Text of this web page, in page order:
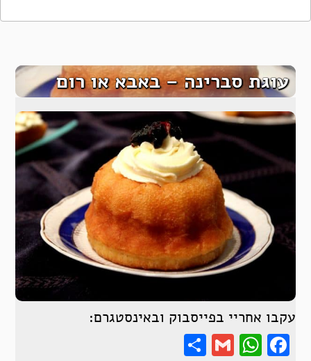
עוגת סברינה – באבא או רום
עקבו אחריי בפייסבוק ובאינסטגרם:
Facebook
WhatsApp
Gmail